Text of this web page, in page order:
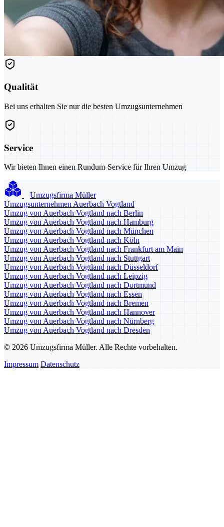
Qualität
Bei uns erhalten Sie nur die besten Umzugsunternehmen
Service
Wir bieten Ihnen einen Rundum-Service für Ihren Umzug
Umzugsfirma Müller
Umzugsunternehmen Auerbach Vogtland
Umzug von Auerbach Vogtland nach Berlin
Umzug von Auerbach Vogtland nach Hamburg
Umzug von Auerbach Vogtland nach München
Umzug von Auerbach Vogtland nach Köln
Umzug von Auerbach Vogtland nach Frankfurt am Main
Umzug von Auerbach Vogtland nach Stuttgart
Umzug von Auerbach Vogtland nach Düsseldorf
Umzug von Auerbach Vogtland nach Leipzig
Umzug von Auerbach Vogtland nach Dortmund
Umzug von Auerbach Vogtland nach Essen
Umzug von Auerbach Vogtland nach Bremen
Umzug von Auerbach Vogtland nach Hannover
Umzug von Auerbach Vogtland nach Nürnberg
Umzug von Auerbach Vogtland nach Dresden
© 2026 Umzugsfirma Müller. Alle Rechte vorbehalten.
Impressum Datenschutz